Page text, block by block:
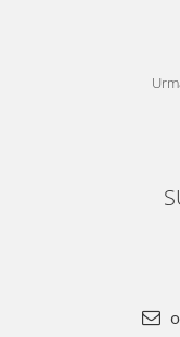
Racord flexibil
Racord flexibil cu
Ventilator de
Amenajare bucatarie